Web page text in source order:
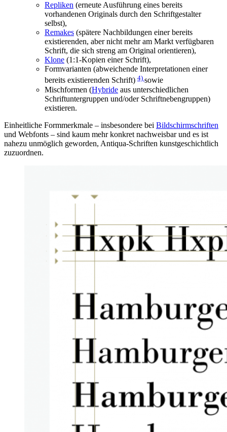
Repliken (erneute Ausführung eines bereits
vorhandenen Originals durch den Schriftgestalter
selbst),
Remakes (spätere Nachbildungen einer bereits
existierenden, aber nicht mehr am Markt verfügbaren
Schrift, die sich streng am Original orientieren),
Klone (1:1-Kopien einer Schrift),
Formvarianten (abweichende Interpretationen einer
bereits existierenden Schrift) 4) sowie
Mischformen (Hybride aus unterschiedlichen
Schriftuntergruppen und/oder Schriftnebengruppen)
existieren.
Einheitliche Formmerkmale – insbesondere bei Bildschirmschriften
und Webfonts – sind kaum mehr konkret nachweisbar und es ist
nahezu unmöglich geworden, Antiqua-Schriften kunstgeschichtlich
zuzuordnen.